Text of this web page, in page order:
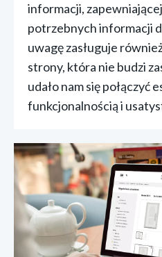
informacji,
potrzebnych informacji
uwagę zasługuje
strony, która nie budzi
udało nam się połączyć
funkcjonalnością i